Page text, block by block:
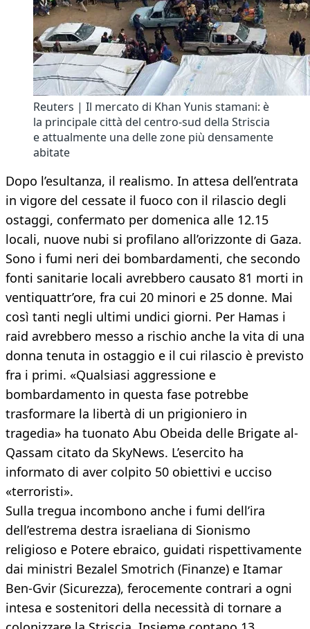
Reuters | Il mercato di Khan Yunis stamani: è
la principale città del centro-sud della Striscia
e attualmente una delle zone più densamente
abitate
Dopo l’esultanza, il realismo. In attesa dell’entrata
in vigore del cessate il fuoco con il rilascio degli
ostaggi, confermato per domenica alle 12.15
locali, nuove nubi si profilano all’orizzonte di Gaza.
Sono i fumi neri dei bombardamenti, che secondo
fonti sanitarie locali avrebbero causato 81 morti in
ventiquattr’ore, fra cui 20 minori e 25 donne. Mai
così tanti negli ultimi undici giorni. Per Hamas i
raid avrebbero messo a rischio anche la vita di una
donna tenuta in ostaggio e il cui rilascio è previsto
fra i primi. «Qualsiasi aggressione e
bombardamento in questa fase potrebbe
trasformare la libertà di un prigioniero in
tragedia» ha tuonato Abu Obeida delle Brigate al-
Qassam citato da SkyNews. L’esercito ha
informato di aver colpito 50 obiettivi e ucciso
«terroristi».
Sulla tregua incombono anche i fumi dell’ira
dell’estrema destra israeliana di Sionismo
religioso e Potere ebraico, guidati rispettivamente
dai ministri Bezalel Smotrich (Finanze) e Itamar
Ben-Gvir (Sicurezza), ferocemente contrari a ogni
intesa e sostenitori della necessità di tornare a